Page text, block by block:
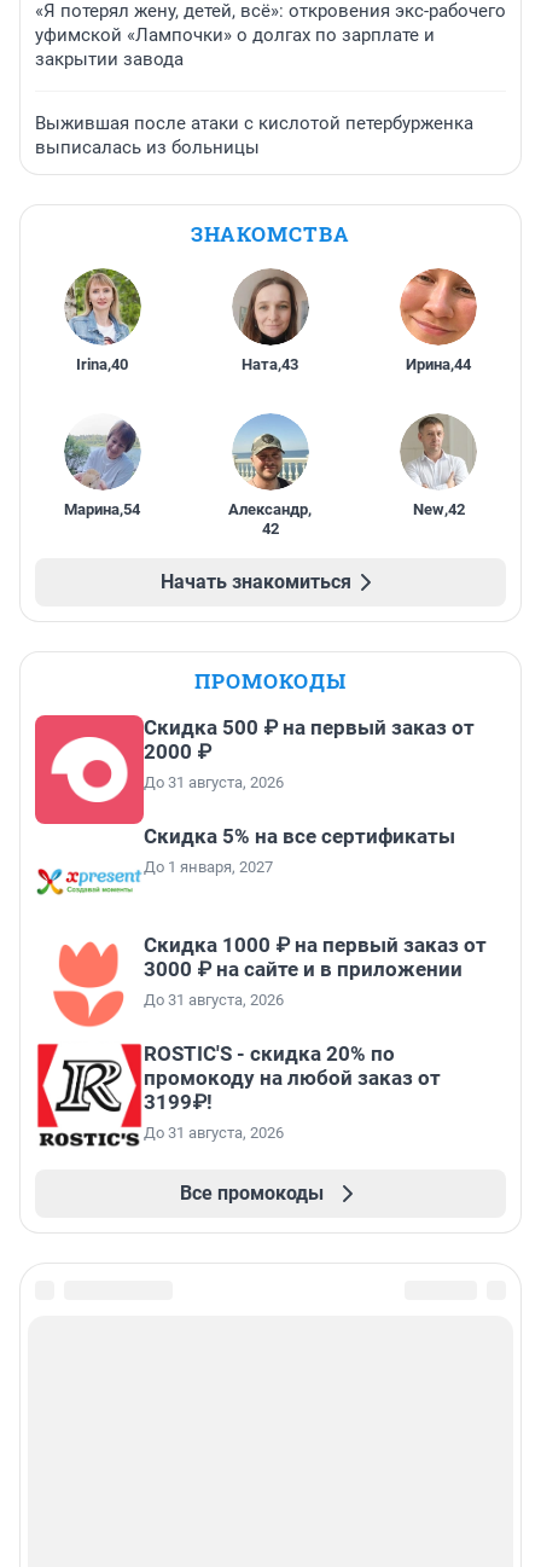
«Я потерял жену, детей, всё»: откровения экс-рабочего
уфимской «Лампочки» о долгах по зарплате и
закрытии завода
Выжившая после атаки с кислотой петербурженка
выписалась из больницы
ЗНАКОМСТВА
Irina,40 Ната,43 Ирина,44
Марина,54 Александр,
42
New,42
Начать знакомиться
ПРОМОКОДЫ
Скидка 500 ₽ на первый заказ от
2000 ₽
До 31 августа, 2026
Скидка 5% на все сертификаты
До 1 января, 2027
Скидка 1000 ₽ на первый заказ от
3000 ₽ на сайте и в приложении
До 31 августа, 2026
ROSTIC'S - скидка 20% по
промокоду на любой заказ от
3199₽!
До 31 августа, 2026
Все промокоды